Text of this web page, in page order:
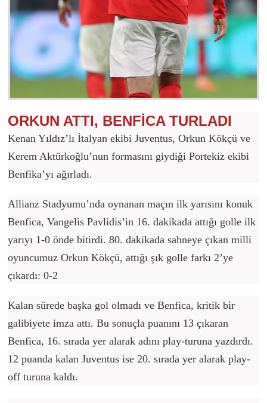
ORKUN ATTI, BENFİCA TURLADI
Kenan Yıldız’lı İtalyan ekibi Juventus, Orkun Kökçü ve
Kerem Aktürkoğlu’nun formasını giydiği Portekiz ekibi
Benfika’yı ağırladı.
Allianz Stadyumu’nda oynanan maçın ilk yarısını konuk
Benfica, Vangelis Pavlidis’in 16. dakikada attığı golle ilk
yarıyı 1-0 önde bitirdi. 80. dakikada sahneye çıkan milli
oyuncumuz Orkun Kökçü, attığı şık golle farkı 2’ye
çıkardı: 0-2
Kalan sürede başka gol olmadı ve Benfica, kritik bir
galibiyete imza attı. Bu sonuçla puanını 13 çıkaran
Benfica, 16. sırada yer alarak adını play-turuna yazdırdı.
12 puanda kalan Juventus ise 20. sırada yer alarak play-
off turuna kaldı.